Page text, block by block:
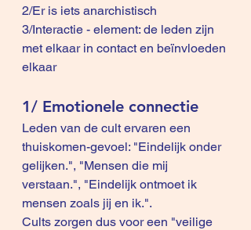
2/Er is iets anarchistisch
3/Interactie - element: de leden zijn
met elkaar in contact en beïnvloeden
elkaar
1/ Emotionele connectie
Leden van de cult ervaren een
thuiskomen-gevoel: "Eindelijk onder
gelijken.", "Mensen die mij
verstaan.", "Eindelijk ontmoet ik
mensen zoals jij en ik.".
Cults zorgen dus voor een "veilige